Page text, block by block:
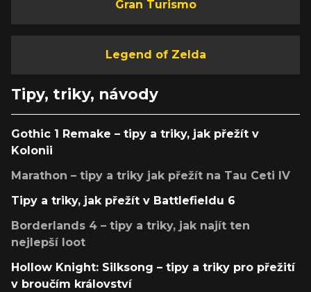
Gran Turismo
Legend of Zelda
Tipy, triky, návody
Gothic 1 Remake – tipy a triky, jak přežít v
Kolonii
Marathon – tipy a triky jak přežít na Tau Ceti IV
Tipy a triky, jak přežít v Battlefieldu 6
Borderlands 4 – tipy a triky, jak najít ten
nejlepší loot
Hollow Knight: Silksong – tipy a triky pro přežití
v broučím království